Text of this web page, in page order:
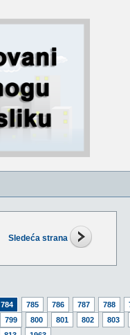
Sledeća strana
784 785 786 787 788
799 800 801 802
803